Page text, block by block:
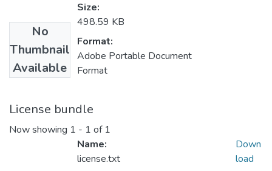
No
Thumbnail
Available
Size:
498.59 KB
Format:
Adobe Portable Document
Format
License bundle
Now showing 1 - 1 of 1
Name:
license.txt
Down
load